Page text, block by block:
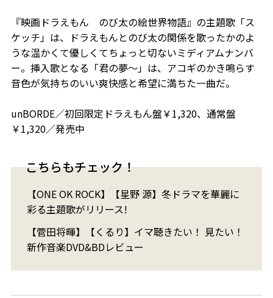
『映画ドラえもん のび太の絵世界物語』の主題歌「ス
ケッチ」は、ドラえもんとのび太の関係を歌ったかのよ
うな温かくて優しくてちょっと切ないミディアムナンバ
ー。挿入歌となる「君の夢～」は、アコギのかき鳴らす
音色が気持ちのいい爽快感と希望に満ちた一曲だ。
unBORDE／初回限定ドラえもん盤￥1,320、通常盤
￥1,320／発売中
こちらもチェック！
【ONE OK ROCK】【星野 源】冬ドラマを華麗に
彩る主題歌がリリース!
【菅田将暉】【くるり】イマ聴きたい！ 見たい！
新作音楽DVD&BDレビュー